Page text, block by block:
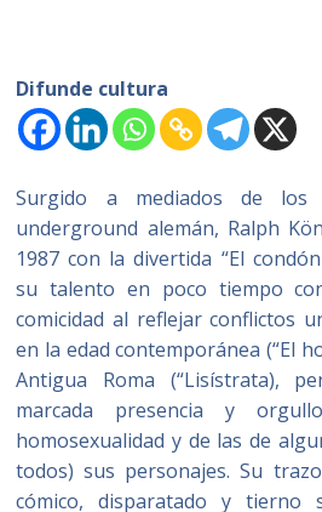
Difunde cultura
Surgido a mediados de
underground alemán, Ralph
1987 con la divertida “El
su talento en poco tiempo
comicidad al reflejar conflictos
en la edad contemporánea (“El
Antigua Roma (“Lisístrata),
marcada presencia y
homosexualidad y de las de
todos) sus personajes. Su
cómico, disparatado y tierno